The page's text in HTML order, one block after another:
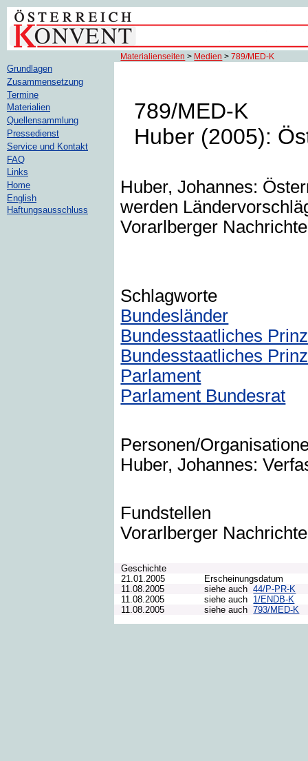
Materialienseiten > Medien >789/MED-K
789/MED-K
Huber (2005):
Huber, Johannes:
werden
Vorarlberger
Schlagworte
Bundesländer
Bundesstaatliches
Bundesstaatliches
Parlament
Parlament Bundesrat
Personen/
Huber, Johannes:
Fundstellen
Vorarlberger
Geschichte
21.01.2005
Erscheinungsdatum
11.08.2005
siehe auch 44/P-PR-K
11.08.2005
siehe auch 1/ENDB-K
11.08.2005
siehe auch 793/MED-K
Grundlagen
Zusammensetzung
Termine
Materialien
Quellensammlung
Pressedienst
Service und Kontakt
FAQ
Links
Home
English
Haftungsausschluss